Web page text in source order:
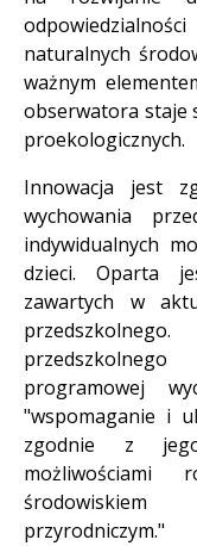
naturalnych
ważnym
obserwatora staje
proekologicznych.
Innowacja jest
wychowania
indywidualnych
dzieci. Oparta
zawartych w
programowej
"wspomaganie i
zgodnie z
możliwościami
przyrodniczym."